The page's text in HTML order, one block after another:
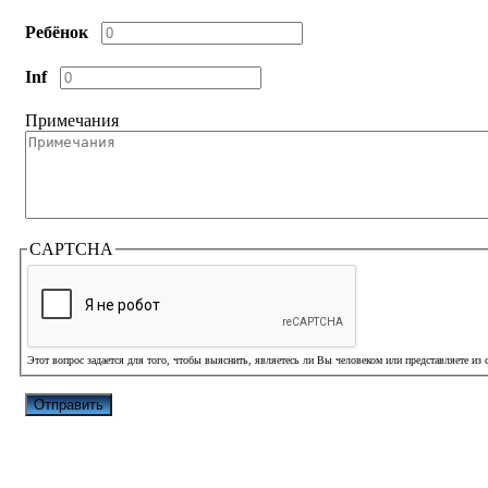
Ребёнок
Inf
Примечания
CAPTCHA
Этот вопрос задается для того, чтобы выяснить, являетесь ли Вы человеком или представляете из